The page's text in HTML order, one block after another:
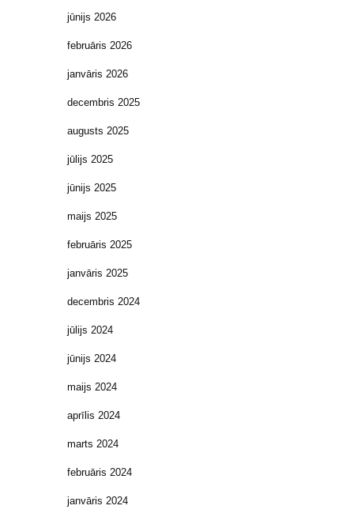
jūnijs 2026
februāris 2026
janvāris 2026
decembris 2025
augusts 2025
jūlijs 2025
jūnijs 2025
maijs 2025
februāris 2025
janvāris 2025
decembris 2024
jūlijs 2024
jūnijs 2024
maijs 2024
aprīlis 2024
marts 2024
februāris 2024
janvāris 2024